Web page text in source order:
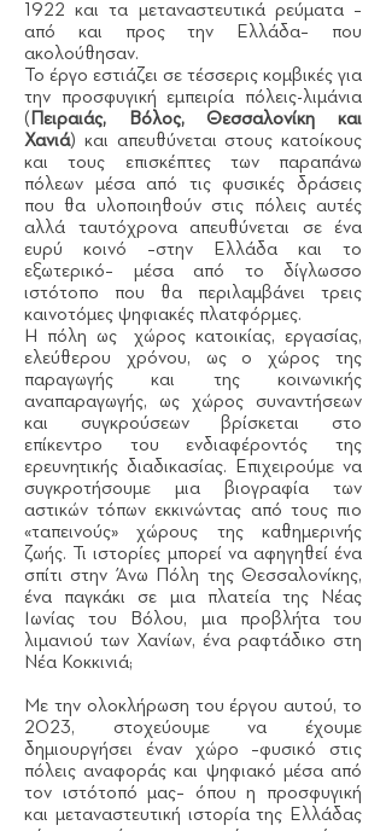
1922 και τα μεταναστευτικά ρεύματα –
από και προς την Ελλάδα– που
ακολούθησαν.
Το έργο εστιάζει σε τέσσερις κομβικές για
την προσφυγική εμπειρία πόλεις-λιμάνια
(
Πειραιάς, Βόλος, Θεσσαλονίκη και
Χανιά) και απευθύνεται στους κατοίκους
και τους επισκέπτες των παραπάνω
πόλεων μέσα από τις φυσικές δράσεις
που θα υλοποιηθούν στις πόλεις αυτές
αλλά ταυτόχρονα απευθύνεται σε ένα
ευρύ κοινό –στην Ελλάδα και το
εξωτερικό– μέσα από το δίγλωσσο
ιστότοπο που θα περιλαμβάνει τρεις
καινοτόμες ψηφιακές πλατφόρμες.
Η πόλη ως χώρος κατοικίας, εργασίας,
ελεύθερου χρόνου, ως ο χώρος της
παραγωγής και της κοινωνικής
αναπαραγωγής, ως χώρος συναντήσεων
και συγκρούσεων βρίσκεται στο
επίκεντρο του ενδιαφέροντός της
ερευνητικής διαδικασίας. Επιχειρούμε να
συγκροτήσουμε μια βιογραφία των
αστικών τόπων εκκινώντας από τους πιο
«ταπεινούς» χώρους της καθημερινής
ζωής. Τι ιστορίες μπορεί να αφηγηθεί ένα
σπίτι στην Άνω Πόλη της Θεσσαλονίκης,
ένα παγκάκι σε μια πλατεία της Νέας
Ιωνίας του Βόλου, μια προβλήτα του
λιμανιού των Χανίων, ένα ραφτάδικο στη
Νέα Κοκκινιά;
Με την ολοκλήρωση του έργου αυτού, το
2023, στοχεύουμε να έχουμε
δημιουργήσει έναν χώρο –φυσικό στις
πόλεις αναφοράς και ψηφιακό μέσα από
τον ιστότοπό μας– όπου η προσφυγική
και μεταναστευτική ιστορία της Ελλάδας